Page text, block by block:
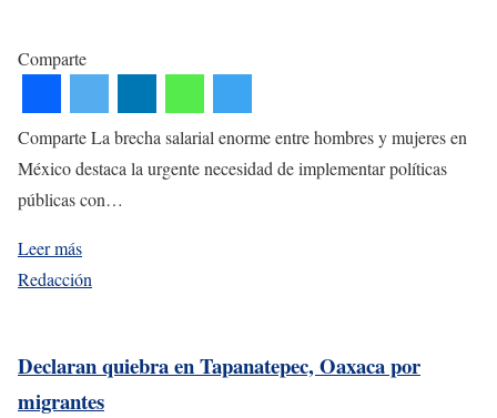
Comparte
Comparte La brecha salarial enorme entre hombres y mujeres en
México destaca la urgente necesidad de implementar políticas
públicas con…
Leer más
Redacción
Declaran quiebra en Tapanatepec, Oaxaca por
migrantes